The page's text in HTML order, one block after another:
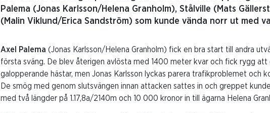
Palema (Jonas Karlsson/Helena Granholm), Stålville (Mats
(Malin Viklund/Erica Sandström) som kunde vända norr ut med
Axel Palema (Jonas Karlsson/Helena Granholm) fick en bra start till andra
första sväng. De blev återigen avlösta med 1400 meter kvar och fick rygg
galopperande hästar, men Jonas Karlsson lyckas parera trafikproblemet och
De smög med genom slutsvängen innan attacken sattes in och greppet
med två längder på 1.17,8a/2140m och 10 000 kronor in till ägarna Helena